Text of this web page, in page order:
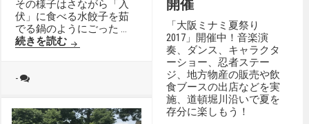
その様子はさながら「入
伏」に食べる水餃子を茹
でる鍋のようにごった …
続きを読む 山東省、一年で最も暑い時期の訪れ「入伏」
-
開催
「大阪ミナミ夏祭り
2017」開催中！音楽演
奏、ダンス、キャラクタ
ーショー、忍者ステー
ジ、地方物産の販売や飲
食ブースの出店などを実
施、道頓堀川沿いで夏を
存分に楽しもう！